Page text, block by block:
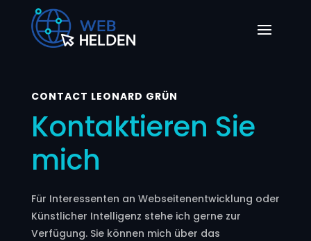
CONTACT LEONARD GRÜN
Kontaktieren Sie
mich
Für Interessenten an Webseitenentwicklung oder
Künstlicher Intelligenz stehe ich gerne zur
Verfügung. Sie können mich über das